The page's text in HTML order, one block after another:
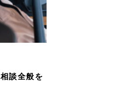
談全般を